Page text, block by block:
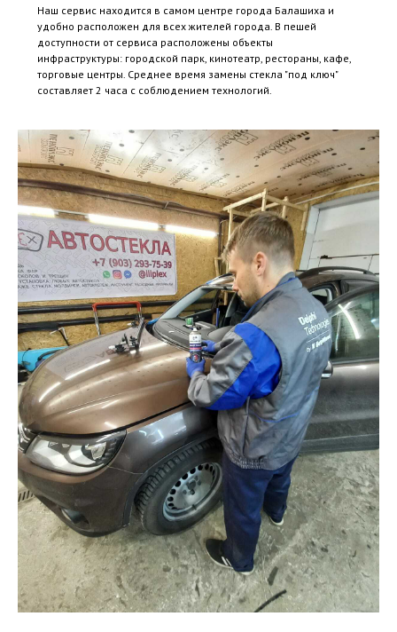
Наш сервис находится в самом центре города Балашиха и
удобно расположен для всех жителей города. В пешей
доступности от сервиса расположены объекты
инфраструктуры: городской парк, кинотеатр, рестораны, кафе,
торговые центры. Среднее время замены стекла "под ключ"
составляет 2 часа с соблюдением технологий.